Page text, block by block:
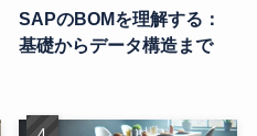
SAPのBOMを理解する：
基礎からデータ構造まで